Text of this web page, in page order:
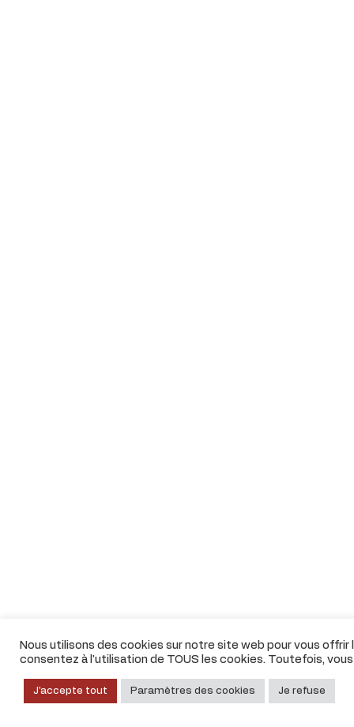
Nous utilisons des cookies sur notre site web pour vous
consentez à l'utilisation de TOUS les cookies. Toutefois,
J'accepte tout Paramètres des cookies Je refuse